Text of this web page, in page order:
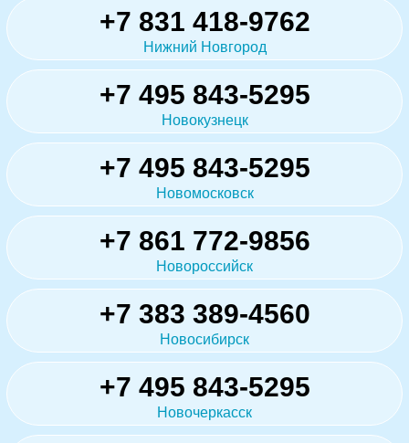
+7 831 418-9762
Нижний Новгород
+7 495 843-5295
Новокузнецк
+7 495 843-5295
Новомосковск
+7 861 772-9856
Новороссийск
+7 383 389-4560
Новосибирск
+7 495 843-5295
Новочеркасск